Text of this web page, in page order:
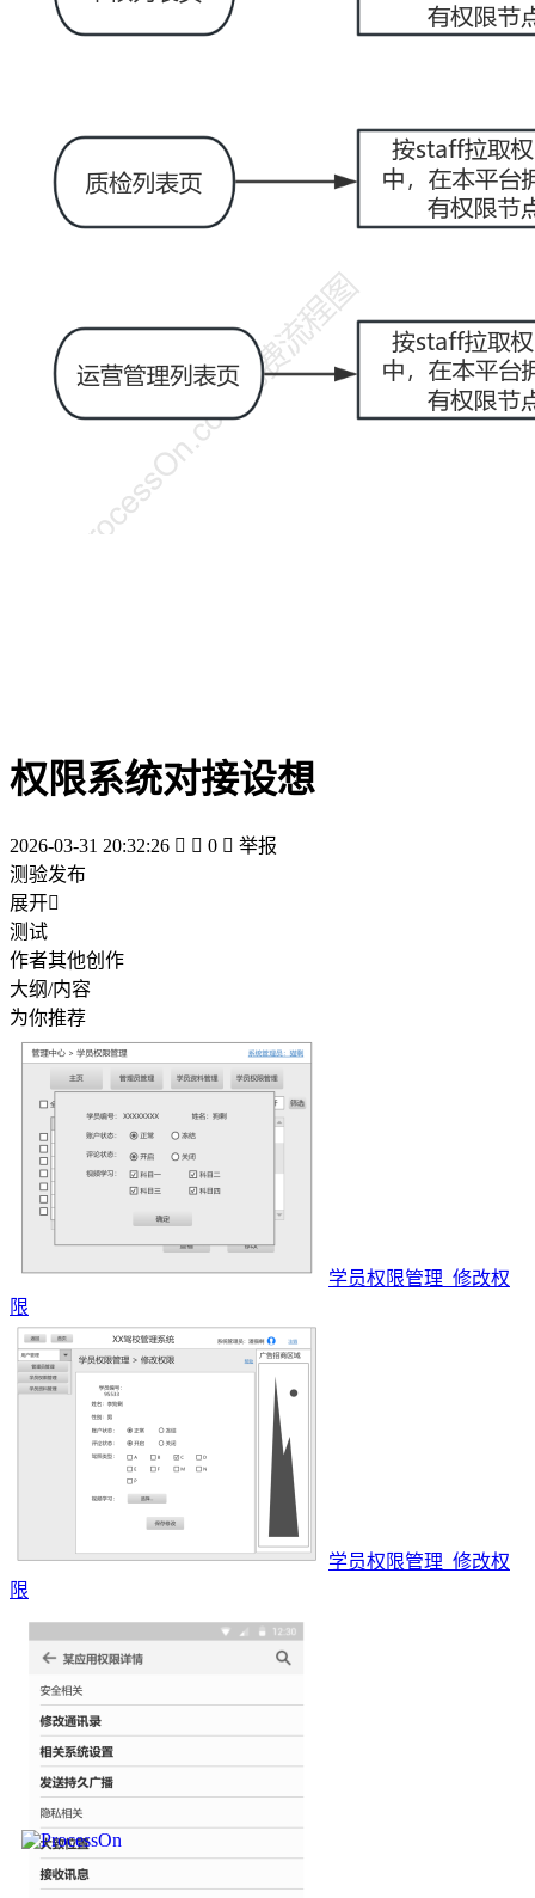
权限系统对接设想
2026-03-31 20:32:26   0  举报
测验发布
展开
测试
作者其他创作
大纲/内容
为你推荐
学员权限管理_修改权
限
学员权限管理_修改权
限